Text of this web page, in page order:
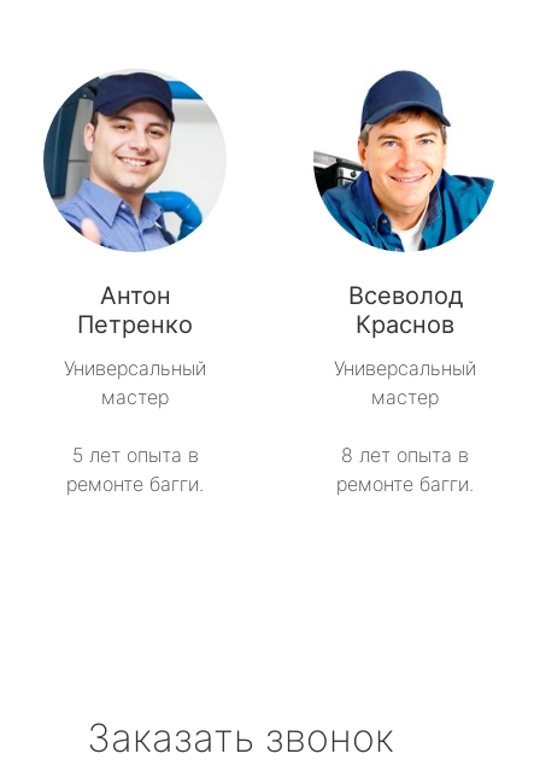
Антон
Петренко
Универсальный
мастер
5 лет опыта в
ремонте багги.
Всеволод
Краснов
Универсальный
мастер
8 лет опыта в
ремонте багги.
Заказать звонок